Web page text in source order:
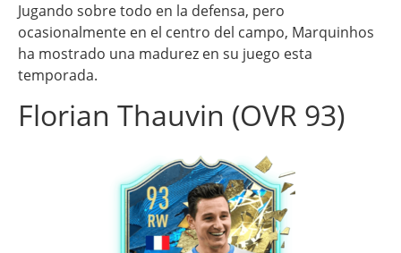
Jugando sobre todo en la defensa, pero
ocasionalmente en el centro del campo, Marquinhos
ha mostrado una madurez en su juego esta
temporada.
Florian Thauvin (OVR 93)